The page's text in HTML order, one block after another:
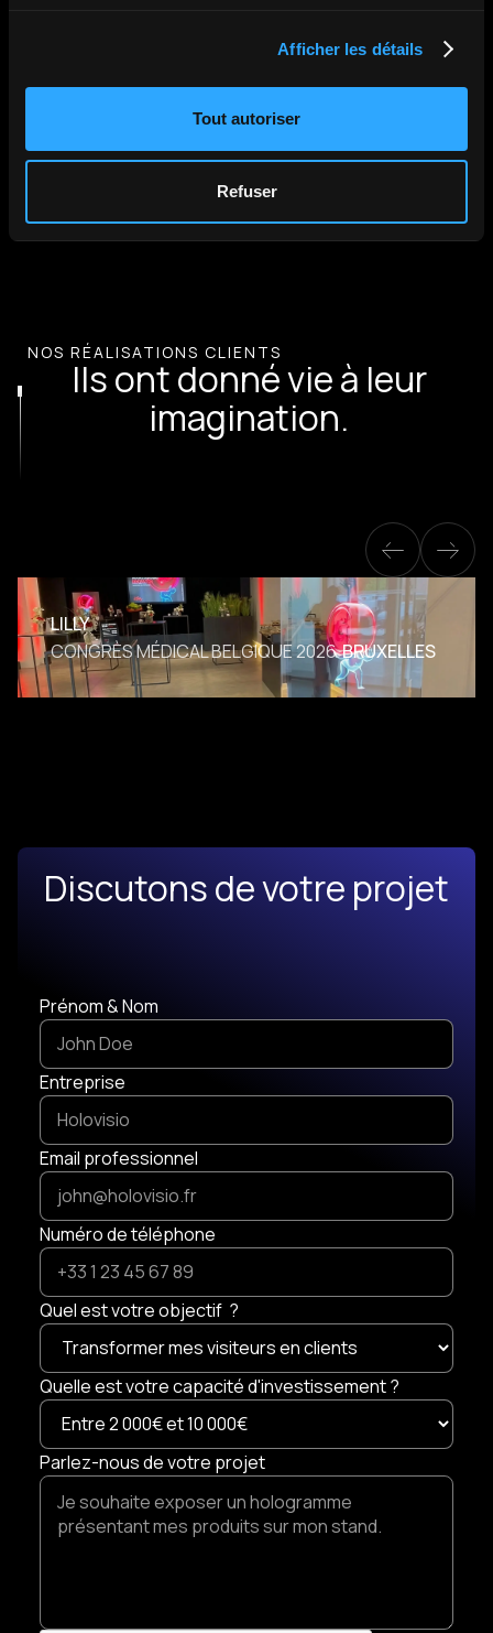
Afficher les détails
Tout autoriser
Refuser
NOS RÉALISATIONS CLIENTS
Ils ont donné vie à leur
imagination.
LILLY
CONGRÈS MÉDICAL BELGIQUE 2026 BRUXELLES
Discutons de votre projet
Prénom & Nom
Entreprise
Email professionnel
Numéro de téléphone
Quel est votre objectif ?
Quelle est votre capacité d'investissement ?
Parlez-nous de votre projet